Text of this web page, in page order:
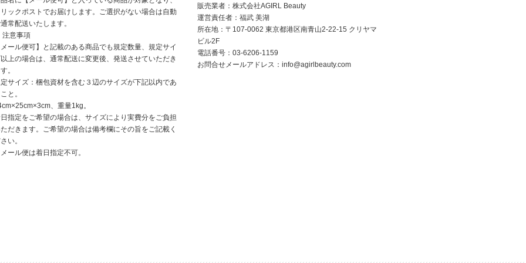
ックポストでお届けします。ご選択がない場合は自動
常配送いたします。
意事項
ール便可】と記載のある商品でも規定数量、規定サイ
上の場合は、通常配送に変更後、発送させていただき
。
サイズ：梱包資材を含む３辺のサイズが下記以内であ
と。
、重量1kg。
指定をご希望の場合は、サイズにより実費分をご負担
だきます。ご希望の場合は備考欄にその旨をご記載く
い。
ール便は着日指定不可。
販売業者：株式会社AGIRL Beauty
運営責任者：福武 美湖
所在地：〒107-0062 東京都港区南青山2-22-15 クリヤマ
ビル2F
電話番号： 03-6206-1159
お問合せメールアドレス：info@agirlbeauty.com